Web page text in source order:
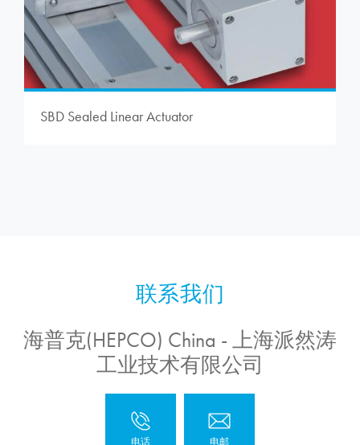
SBD Sealed Linear Actuator
海普克(HEPCO) China - 上海派然涛
工业技术有限公司